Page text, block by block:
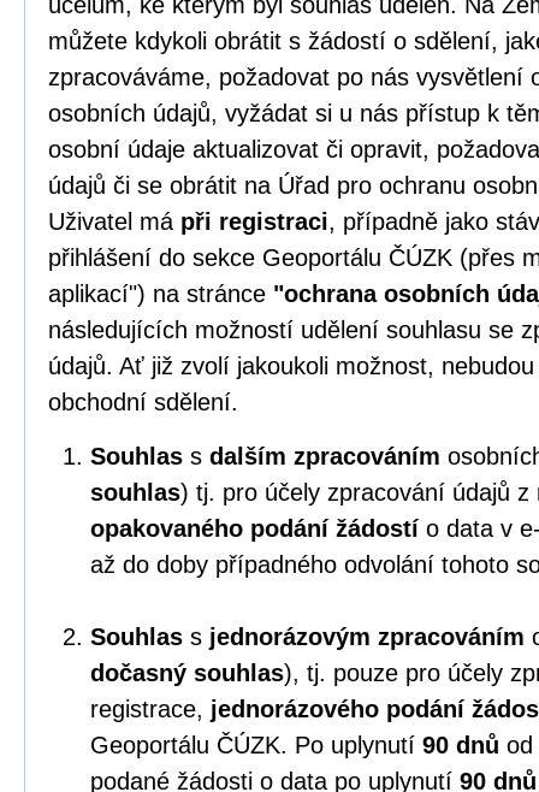
můžete kdykoli obrátit s žádostí o sdělení,
zpracováváme, požadovat po nás vysvětlení
osobních údajů, vyžádat si u nás přístup k
osobní údaje aktualizovat či opravit,
údajů či se obrátit na Úřad pro ochranu
Uživatel má při registraci, případně jako
přihlášení do sekce Geoportálu ČÚZK (přes
aplikací") na stránce "ochrana osobních
následujících možností udělení souhlasu se
údajů. Ať již zvolí jakoukoli možnost,
obchodní sdělení.
Souhlas s dalším zpracováním
souhlas) tj. pro účely zpracování údajů
opakovaného podání žádostí o data v
až do doby případného odvolání tohoto
Souhlas s jednorázovým zpracováním
dočasný souhlas), tj. pouze pro účely
registrace, jednorázového podání
Geoportálu ČÚZK. Po uplynutí 90 dnů od
podané žádosti o data po uplynutí 90 dnů